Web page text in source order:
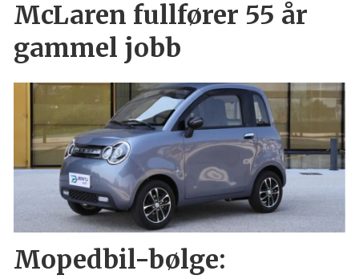
McLaren fullfører 55 år
gammel jobb
Mopedbil-bølge: